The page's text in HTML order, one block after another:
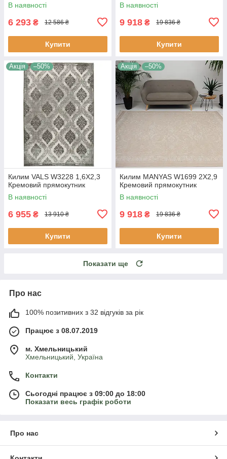
В наявності
6 293 ₴ 12 586 ₴
Купити
В наявності
9 918 ₴ 19 836 ₴
Купити
Акція –50%
Килим VALS W3228 1,6Х2,3
Кремовий прямокутник
В наявності
6 955 ₴ 13 910 ₴
Купити
Акція –50%
Килим MANYAS W1699 2Х2,9
Кремовий прямокутник
В наявності
9 918 ₴ 19 836 ₴
Купити
Показати ще
Про нас
100% позитивних з 32 відгуків за рік
Працює з 08.07.2019
м. Хмельницький
Хмельницький, Україна
Контакти
Сьогодні працює з 09:00 до 18:00
Показати весь графік роботи
Про нас